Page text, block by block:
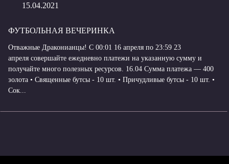
15.04.2021
ФУТБОЛЬНАЯ ВЕЧЕРИНКА
Отважные Драконианцы! С 00:01 16 апреля по 23:59 23
апреля совершайте ежедневно платежи на указанную сумму и
получайте много полезных ресурсов. 16.04 Сумма платежа — 400
золота • Священные бутсы - 10 шт. • Причудливые бутсы - 10 шт. •
Сок...